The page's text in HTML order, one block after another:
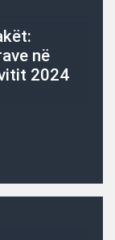
në
2024